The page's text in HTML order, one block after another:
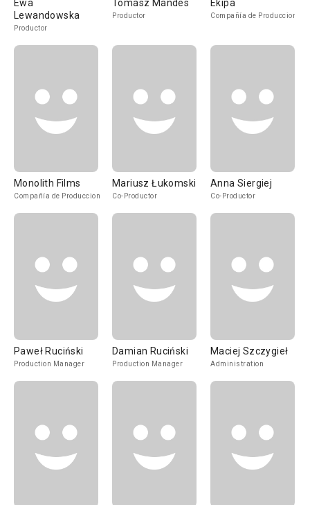
Ewa
Lewandowska
Productor
Tomasz Mandes
Productor
Ekipa
Compañía de Produccion
Monolith Films
Compañía de Produccion
Mariusz Łukomski
Co-Productor
Anna Siergiej
Co-Productor
Paweł Ruciński
Production Manager
Damian Ruciński
Production Manager
Maciej Szczygieł
Administration